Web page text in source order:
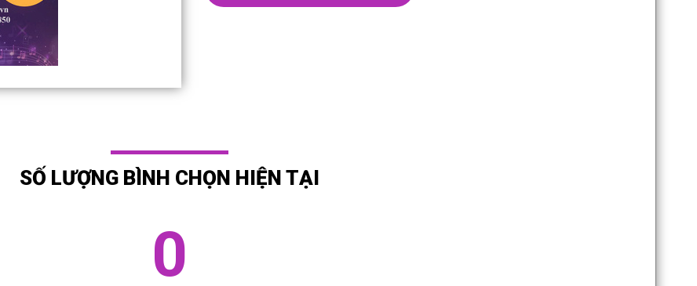
SỐ LƯỢNG BÌNH CHỌN HIỆN TẠI
0